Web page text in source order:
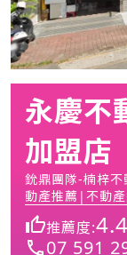
永慶不
加盟店
鈗鼎團隊-楠梓
動產推薦|不動
推薦度:4.4
07 591